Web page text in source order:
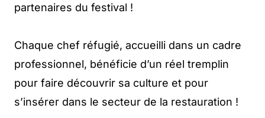
partenaires du festival !
Chaque chef réfugié, accueilli dans un cadre
professionnel, bénéficie d’un réel tremplin
pour faire découvrir sa culture et pour
s’insérer dans le secteur de la restauration !